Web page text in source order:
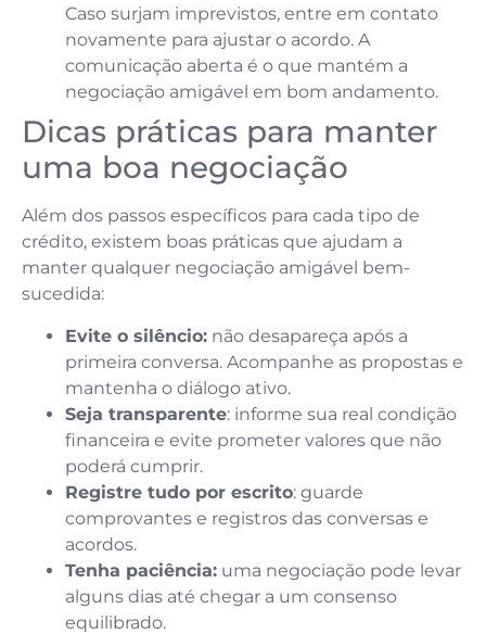
Caso surjam imprevistos, entre em contato
novamente para ajustar o acordo. A
comunicação aberta é o que mantém a
negociação amigável em bom andamento.
Dicas práticas para manter
uma boa negociação
Além dos passos específicos para cada tipo de
crédito, existem boas práticas que ajudam a
manter qualquer negociação amigável bem-
sucedida:
Evite o silêncio: não desapareça após a
primeira conversa. Acompanhe as propostas e
mantenha o diálogo ativo.
Seja transparente: informe sua real condição
financeira e evite prometer valores que não
poderá cumprir.
Registre tudo por escrito: guarde
comprovantes e registros das conversas e
acordos.
Tenha paciência: uma negociação pode levar
alguns dias até chegar a um consenso
equilibrado.